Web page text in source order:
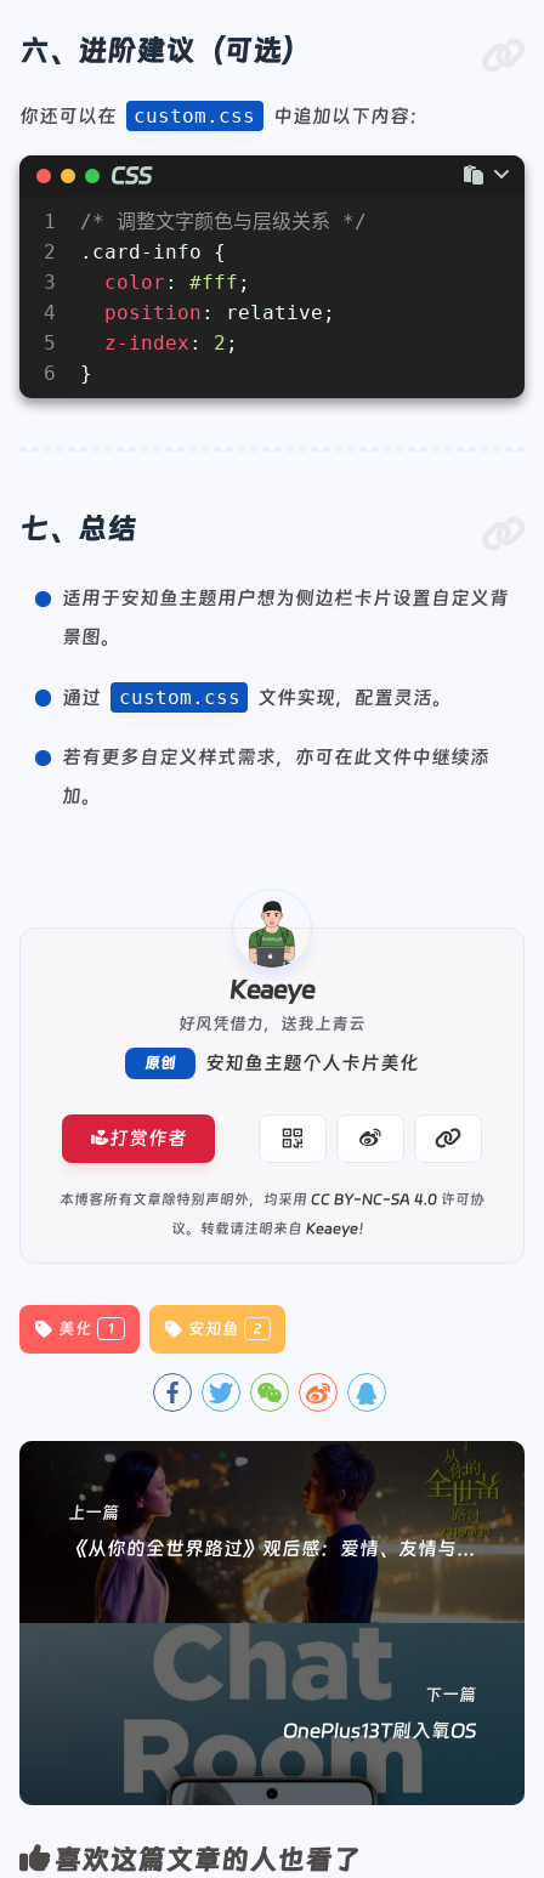
六、进阶建议（可选）
你还可以在 custom.css 中追加以下内容：
CSS
1
2
3
4
5
6
/* 调整文字颜色与层级关系 */
.card-info {
color : #fff ;
position : relative;
z-index : 2 ;
}
七、总结
适用于安知鱼主题用户想为侧边栏卡片设置自定义背
景图。
通过 custom.css 文件实现，配置灵活。
若有更多自定义样式需求，亦可在此文件中继续添
加。
Keaeye
好风凭借力，送我上青云
原创 安知鱼主题个人卡片美化
打赏作者
本博客所有文章除特别声明外，均采用 CC BY-NC-SA 4.0 许可协
议。转载请注明来自 Keaeye！
美化 1 安知鱼 2
上一篇
《从你的全世界路过》观后感：爱情、友情与人生的交织
下一篇
OnePlus13T刷入氧OS
喜欢这篇文章的人也看了